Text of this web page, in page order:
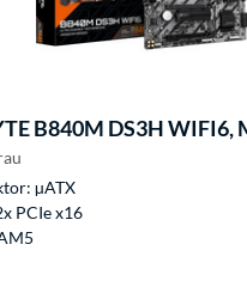
B840M DS3H WIFI6,
µATX
PCIe x16